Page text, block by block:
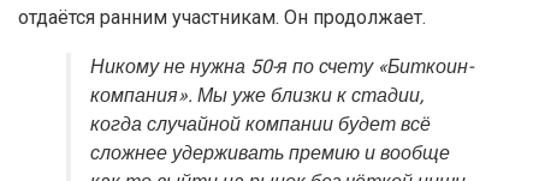
отдаётся ранним участникам. Он продолжает.
Никому не нужна 50-я по счету «Биткоин-
компания». Мы уже близки к стадии,
когда случайной компании будет всё
сложнее удерживать премию и вообще